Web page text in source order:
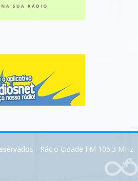
- Rácio Cidade FM 106.3 MHz.